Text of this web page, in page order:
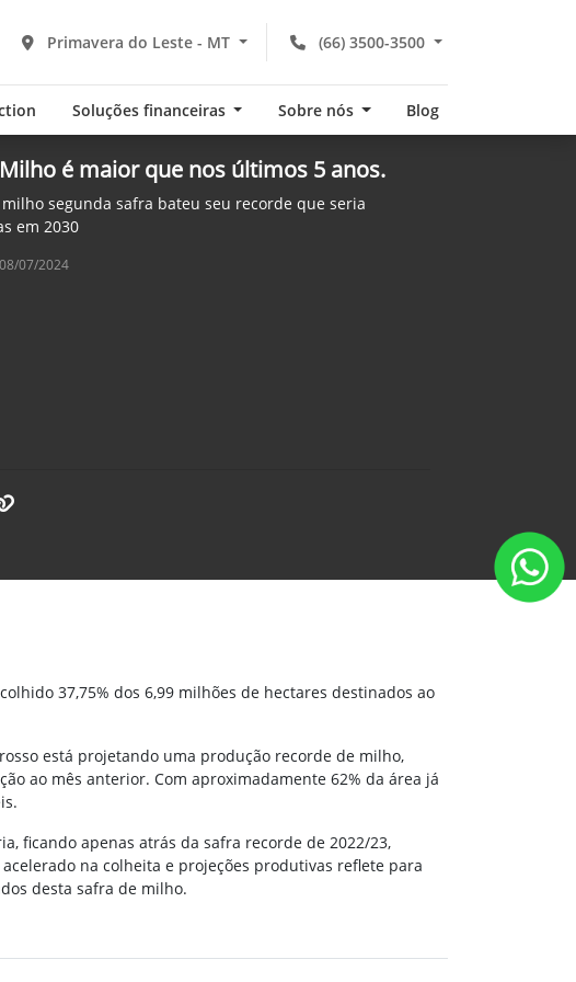
(66) 3500-3500
Primavera do Leste - MT
Soluções financeiras Sobre nós Blog
é maior que nos últimos 5 anos.
segunda safra bateu seu recorde que seria
em 2030
07/2024
37,75% dos 6,99 milhões de hectares destinados ao
está projetando uma produção recorde de milho,
ao mês anterior. Com aproximadamente 62% da área já
ficando apenas atrás da safra recorde de 2022/23,
na colheita e projeções produtivas reflete para
desta safra de milho.